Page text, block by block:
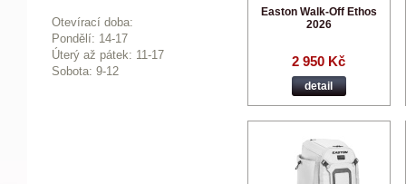
Otevírací doba:
Pondělí: 14-17
Úterý až pátek: 11-17
Sobota: 9-12
Easton Walk-Off Ethos
2026
2 950 Kč
detail